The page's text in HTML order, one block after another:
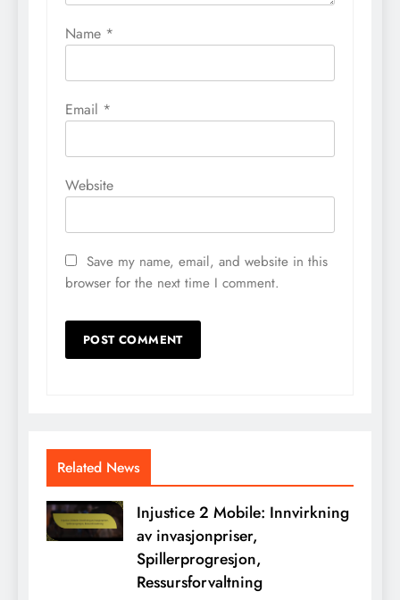
Name *
Email *
Website
Save my name, email, and website in this
browser for the next time I comment.
Related News
Injustice 2 Mobile: Innvirkning
av invasjonpriser,
Spillerprogresjon,
Ressursforvaltning